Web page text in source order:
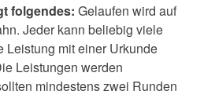
folgendes: Gelaufen wird auf
Jeder kann beliebig viele
Leistung mit einer Urkunde
Leistungen werden
mindestens zwei Runden